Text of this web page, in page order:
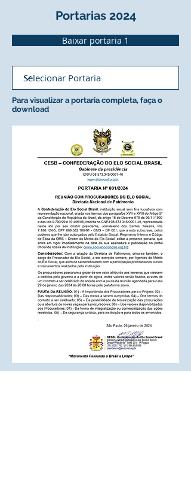
Portarias 2024
Baixar portaria 1
Para visualizar a portaria completa, faça o
download